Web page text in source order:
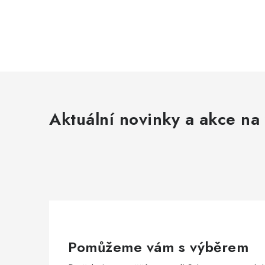
Aktuální novinky a akce na
Pomůžeme vám s výběrem